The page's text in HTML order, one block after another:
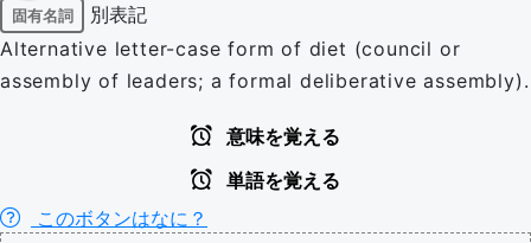
固有名詞
別表記
Alternative letter-case form of diet (council or
assembly of leaders; a formal deliberative assembly).
意味を覚える
単語を覚える
このボタンはなに？